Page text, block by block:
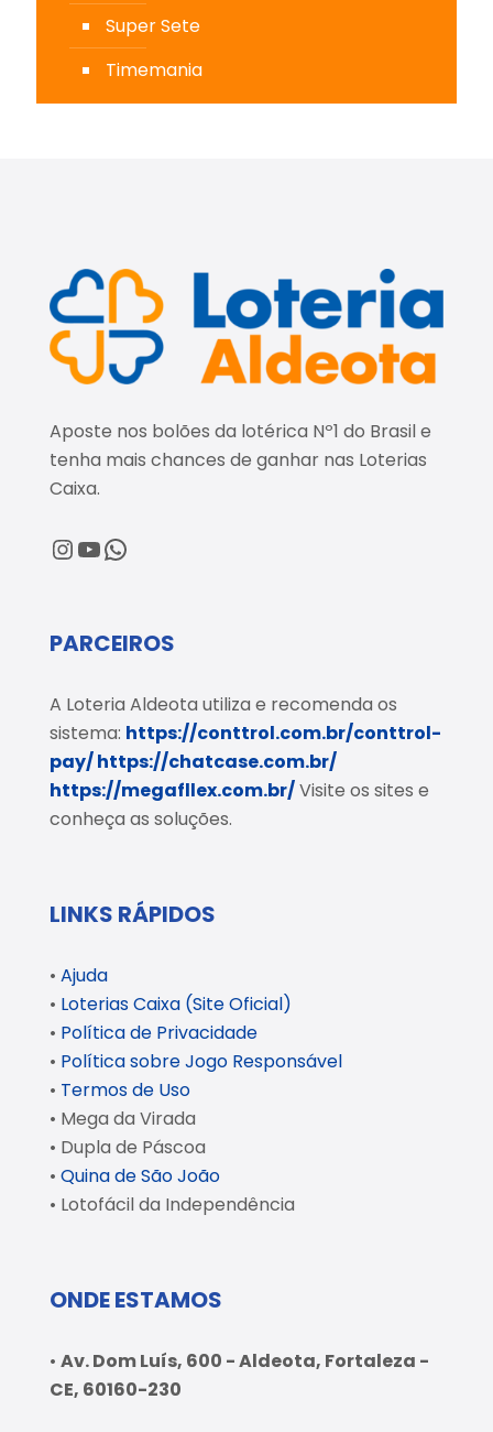
Super Sete
Timemania
Aposte nos bolões da lotérica Nº1 do Brasil e
tenha mais chances de ganhar nas Loterias
Caixa.
@loteriaaldeota
@loteriaaldeota
Central de Atendimento
PARCEIROS
A Loteria Aldeota utiliza e recomenda os
sistema: https://conttrol.com.br/conttrol-
pay/https://chatcase.com.br/
https://megafllex.com.br/Visite os sites e
conheça as soluções.
LINKS RÁPIDOS
• Ajuda
• Loterias Caixa (Site Oficial)
• Política de Privacidade
• Política sobre Jogo Responsável
• Termos de Uso
• Mega da Virada
• Dupla de Páscoa
• Quina de São João
• Lotofácil da Independência
ONDE ESTAMOS
• Av. Dom Luís, 600 - Aldeota, Fortaleza -
CE, 60160-230